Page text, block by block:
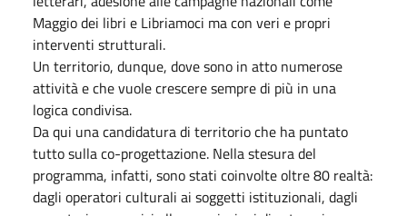
Maggio dei libri e Libriamoci ma con veri e propri
interventi strutturali.
Un territorio, dunque, dove sono in atto numerose
attività e che vuole crescere sempre di più in una
logica condivisa.
Da qui una candidatura di territorio che ha puntato
tutto sulla co-progettazione. Nella stesura del
programma, infatti, sono stati coinvolte oltre 80 realtà:
dagli operatori culturali ai soggetti istituzionali, dagli